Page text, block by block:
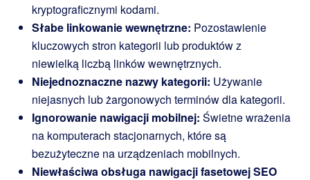
kryptograficznymi kodami.
Słabe linkowanie wewnętrzne: Pozostawienie
kluczowych stron kategorii lub produktów z
niewielką liczbą linków wewnętrznych.
Niejednoznaczne nazwy kategorii: Używanie
niejasnych lub żargonowych terminów dla kategorii.
Ignorowanie nawigacji mobilnej: Świetne wrażenia
na komputerach stacjonarnych, które są
bezużyteczne na urządzeniach mobilnych.
Niewłaściwa obsługa nawigacji fasetowej SEO